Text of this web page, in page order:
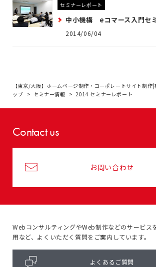
セミナーレポート
中小機構 eコマース入門セ
2014/06/04
【東京/大阪】ホームページ制作・コーポレートサイト制作
ップ
セミナー情報 2014 セミナーレポート
Contact us
お問い合わせ
WebコンサルティングやWeb制作などのサービス
用など、よくいただく質問をご案内しています。
よくあるご質問